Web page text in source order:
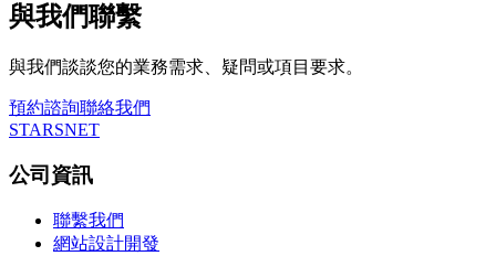
與我們聯繫
與我們談談您的業務需求、疑問或項目要求。
預約諮詢聯絡我們
STARSNET
公司資訊
聯繫我們
網站設計開發